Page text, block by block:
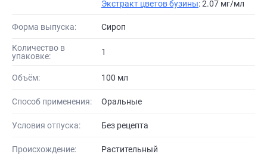
Экстракт цветов бузины: 2.07 мг/мл
Форма выпуска: Сироп
Количество в
упаковке:
1
Объём: 100 мл
Способ применения: Оральные
Условия отпуска: Без рецепта
Происхождение: Растительный